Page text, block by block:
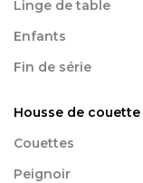
Linge de table
Enfants
Fin de série
Housse de couette
Couettes
Peignoir